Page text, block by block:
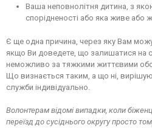
Ваша неповнолітня дитина, з
спорідненості або яка живе або
Є ще одна причина, через яку Вам
якщо Ви доведете, що залишатися на
неможливо за тяжкими життєвими
Що визнається таким, а що ні,
служби індивідуально.
Волонтерам відомі випадки, коли
переїзд до сусіднього округу просто